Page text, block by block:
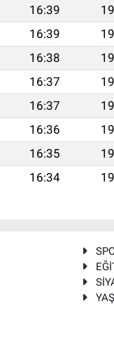
16:39
16:39
16:38
16:37
16:37
16:36
16:35
16:34